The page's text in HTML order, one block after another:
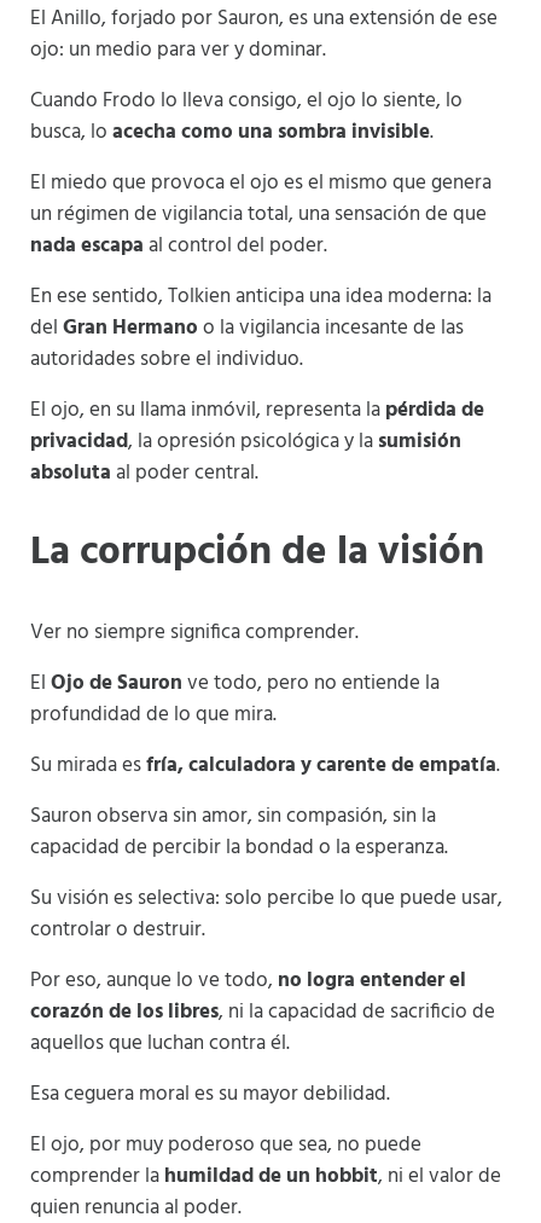
El Anillo, forjado por Sauron, es una extensión de ese
ojo: un medio para ver y dominar.
Cuando Frodo lo lleva consigo, el ojo lo siente, lo
busca, loacecha como una sombra invisible.
El miedo que provoca el ojo es el mismo que genera
un régimen de vigilancia total, una sensación de que
nada escapaal control del poder.
En ese sentido, Tolkien anticipa una idea moderna: la
delGran Hermanoo la vigilancia incesante de las
autoridades sobre el individuo.
El ojo, en su llama inmóvil, representa lapérdida de
privacidad, la opresión psicológica y lasumisión
absolutaal poder central.
La corrupción de la visión
Ver no siempre significa comprender.
ElOjo de Sauronve todo, pero no entiende la
profundidad de lo que mira.
Su mirada esfría, calculadora y carente de empatía.
Sauron observa sin amor, sin compasión, sin la
capacidad de percibir la bondad o la esperanza.
Su visión es selectiva: solo percibe lo que puede usar,
controlar o destruir.
Por eso, aunque lo ve todo, no logra entender el
corazón de los libres, ni la capacidad de sacrificio de
aquellos que luchan contra él.
Esa ceguera moral es su mayor debilidad.
El ojo, por muy poderoso que sea, no puede
comprender lahumildad de un hobbit, ni el valor de
quien renuncia al poder.